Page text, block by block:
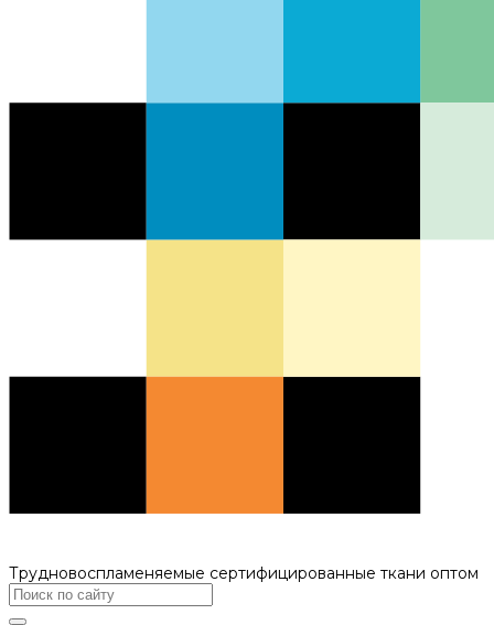
Трудновоспламеняемые сертифицированные ткани оптом